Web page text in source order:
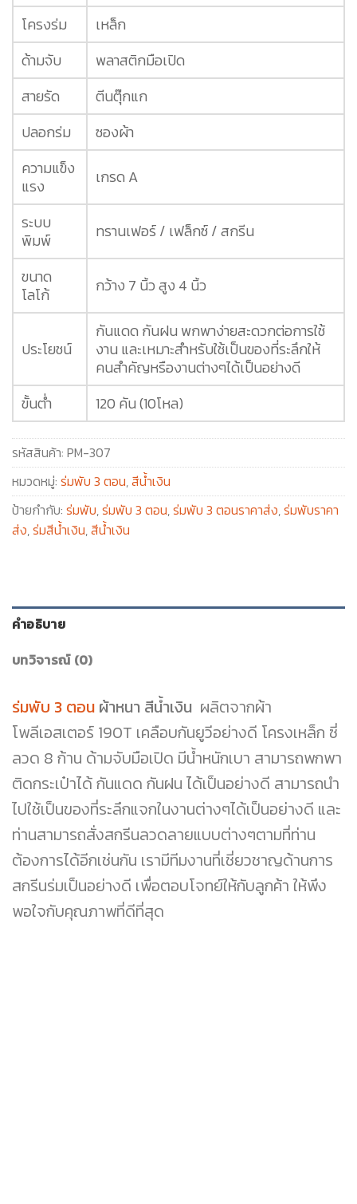
โครงร่ม
เหล็ก
ด้ามจับ
พลาสติกมือเปิด
สายรัด
ตีนตุ๊กแก
ปลอกร่ม
ซองผ้า
ความแข็ง
แรง
เกรด A
ระบบ
พิมพ์
ทรานเฟอร์ / เฟล็กซ์ / สกรีน
ขนาด
โลโก้
กว้าง 7 นิ้ว สูง 4 นิ้ว
ประโยชน์
กันแดด กันฝน พกพาง่ายสะดวกต่อการใช้
งาน และเหมาะสำหรับใช้เป็นของที่ระลึกให้
คนสำคัญหรืองานต่างๆได้เป็นอย่างดี
ขั้นต่ำ
120 คัน (10โหล)
รหัสสินค้า: PM-307
หมวดหมู่: ร่มพับ 3 ตอน,สีน้ำเงิน
ป้ายกำกับ: ร่มพับ,ร่มพับ 3 ตอน,ร่มพับ 3 ตอนราคาส่ง,ร่มพับราคา
ส่ง,ร่มสีน้ำเงิน,สีน้ำเงิน
คำอธิบาย
บทวิจารณ์ (0)
ร่มพับ 3 ตอน ผ้าหนา สีน้ำเงิน ผลิตจากผ้า
โพลีเอสเตอร์ 190T เคลือบกันยูวีอย่างดี โครงเหล็ก ซี่
ลวด 8 ก้าน ด้ามจับมือเปิด มีน้ำหนักเบา สามารถพกพา
ติดกระเป๋าได้ กันแดด กันฝน ได้เป็นอย่างดี สามารถนำ
ไปใช้เป็นของที่ระลึกแจกในงานต่างๆได้เป็นอย่างดี และ
ท่านสามารถสั่งสกรีนลวดลายแบบต่างๆตามที่ท่าน
ต้องการได้อีกเช่นกัน เรามีทีมงานที่เชี่ยวชาญด้านการ
สกรีนร่มเป็นอย่างดี เพื่อตอบโจทย์ให้กับลูกค้า ให้พึง
พอใจกับคุณภาพที่ดีที่สุด